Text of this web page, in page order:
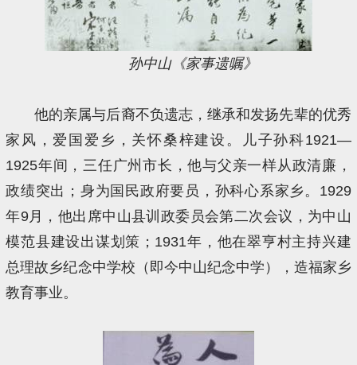
孙中山《家事遗嘱》
他的亲属与后裔不负遗志，继承和发扬先辈的优秀
家风，爱国爱乡，关怀桑梓建设。儿子孙科1921—
1925年间，三任广州市长，他与父亲一样从政清廉，
政绩突出；身为国民政府要员，孙科心系家乡。1929
年9月，他出席中山县训政委员会第二次会议，为中山
模范县建设出谋划策；1931年，他在翠亨村主持兴建
总理故乡纪念中学校（即今中山纪念中学），造福家乡
教育事业。